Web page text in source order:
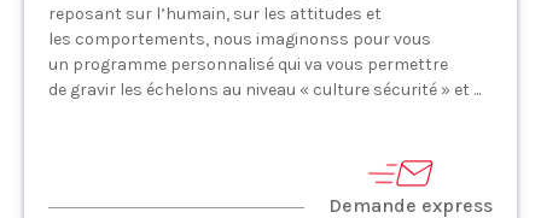
reposant sur l’humain, sur les attitudes et
les comportements, nous imaginonss pour vous
un programme personnalisé qui va vous permettre
de gravir les échelons au niveau « culture sécurité » et ...
Demande express